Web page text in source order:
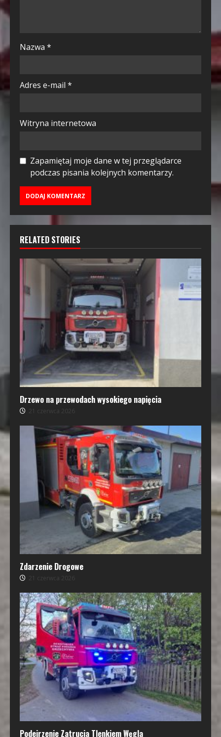
Nazwa *
Adres e-mail *
Witryna internetowa
Zapamiętaj moje dane w tej przeglądarce
podczas pisania kolejnych komentarzy.
RELATED STORIES
Drzewo na przewodach wysokiego napięcia
21 czerwca 2026
Zdarzenie Drogowe
21 czerwca 2026
Podejrzenie Zatrucia Tlenkiem Węgla